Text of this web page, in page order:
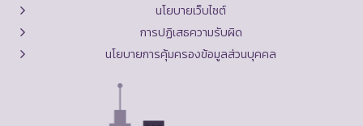
นโยบายเว็บไซต์
การปฏิเสธความรับผิด
นโยบายการคุ้มครองข้อมูลส่วนบุคคล